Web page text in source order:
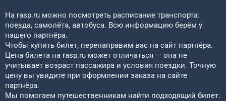
На rasp.ru можно посмотреть расписание транспорта:
поезда, самолёта, автобуса. Всю информацию берём у
нашего партнёра.
Чтобы купить билет, перенаправим вас на сайт партнёра.
Цена билета на rasp.ru может отличаться — она не
учитывает возраст пассажира и условия поездки. Точную
цену вы увидите при оформлении заказа на сайте
партнёра.
Мы помогаем путешественникам найти подходящий билет.